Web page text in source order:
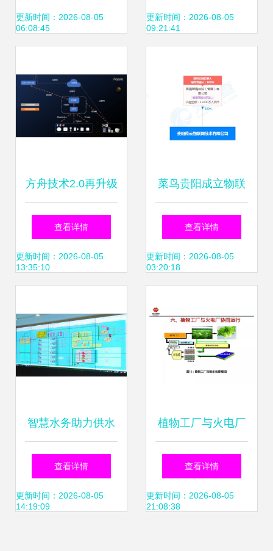
构建的信息系统运
更新时间：2026-08-05
06:08:45
运行及信息系统运
更新时间：2026-08-05
09:21:41
方舟技术2.0再升级
Aqara发布App局域
网控制功能，赋能
查看详情
更新时间：2026-08-05
13:35:10
菜鸟贵阳成立物联
网技术公司，注册
资本1.5亿，聚焦信
查看详情
更新时间：2026-08-05
03:20:18
智慧水务助力供水
服务提质增效——
乳山市水务集团一
查看详情
更新时间：2026-08-05
14:19:09
植物工厂与火电厂
协同运行 能源与农
业的共生之道
查看详情
更新时间：2026-08-05
21:08:38